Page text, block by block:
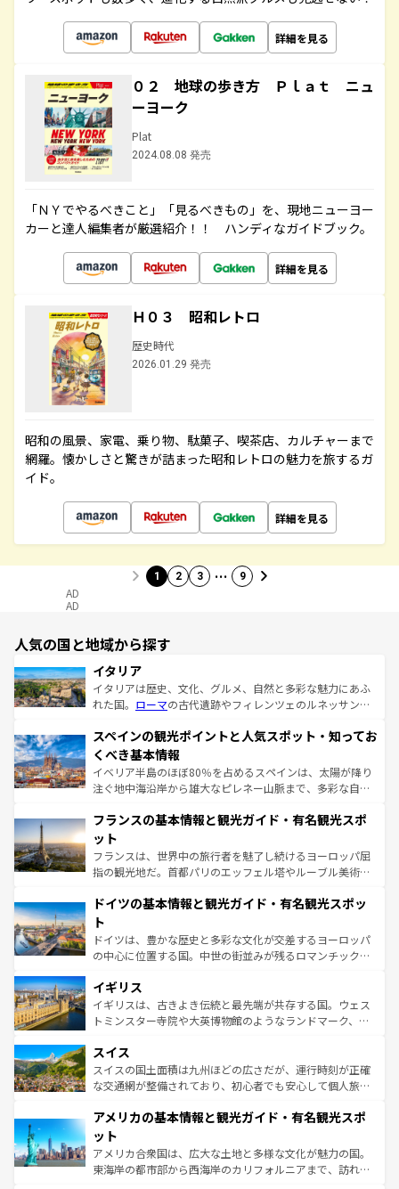
詳細を見る
０２ 地球の歩き方 Ｐｌａｔ ニュ
ーヨーク
Plat
2024.08.08 発売
「ＮＹでやるべきこと」「見るべきもの」を、現地ニューヨー
カーと達人編集者が厳選紹介！！ ハンディなガイドブック。
詳細を見る
Ｈ０３ 昭和レトロ
歴史時代
2026.01.29 発売
昭和の風景、家電、乗り物、駄菓子、喫茶店、カルチャーまで
網羅。懐かしさと驚きが詰まった昭和レトロの魅力を旅するガ
イド。
詳細を見る
1 2 3 … 9
AD
AD
人気の国と地域から探す
イタリア
イタリアは歴史、文化、グルメ、自然と多彩な魅力にあふ
れた国。 ローマの古代遺跡やフィレンツェのルネッサンス
ろん、トスカーナの美しい田園風景やアマルフィ海岸の絶
景など、自然景観も見逃せない。観光の合間には、本場の
ピザやパスタなど、絶品のイタリア料理を堪能することも
できる。朝目覚めてから夜眠るまで、すべての瞬間を楽し
なお、新着のイタリア情報はコンテンツ一覧を参照してほ
しい。
スペインの観光ポイントと人気スポット・知ってお
くべき基本情報
イベリア半島のほぼ80％を占めるスペインは、太陽が降り
注ぐ地中海沿岸から雄大なピレネー山脈まで、多彩な自然
文化が根付くこの国では、情熱的なフラメンコ、熱気あふ
れる闘牛、そして美味しいタパスが生活の一部となってい
る。首都マドリードの洗練された雰囲気や、バルセロナの
アートに溢れた街角から、地方では古代ローマ遺跡や中世
せる。地方によって風土や気候が異なるスペインはその個
ンテンツ一覧 を参照してほしい。
フランスの基本情報と観光ガイド・有名観光スポ
ット
フランスは、世界中の旅行者を魅了し続けるヨーロッパ屈
指の観光地だ。首都パリのエッフェル塔やルーブル美術館
で、幅広い魅力が詰まっている。華麗な宮殿、歴史的な大
聖堂、美しいビーチ、そして豊かな自然が、訪れる者を心
から魅了する。また、フランスは美食の国としても知ら
れ、フランス料理はユネスコ無形文化遺産にも登録されて
香り高いラベンダー畑など、多彩な楽しみ方が可能だ。さ
らに、パリ以外の地域にも魅力が溢れており、どの街角に
も豊かな歴史と文化が息づいている。パリ以外の個性あふ
を参照してほしい。
ドイツの基本情報と観光ガイド・有名観光スポッ
ト
ドイツは、豊かな歴史と多彩な文化が交差するヨーロッパ
の中心に位置する国。中世の街並みが残るロマンチック街
顔を持つこの国は、どこを歩いても飽きることがない。ベ
ルリンの文化的活気、バイエルン州のアルプスの絶景、そ
してライン川沿いのワイン畑といった風景は必見。ビール
は、お酒好きな人にはぜひ体験してほしい。 なお、新着の
ドイツ情報はコンテンツ一覧を参照してほしい。
イギリス
イギリスは、古きよき伝統と最先端が共存する国。ウェス
トミンスター寺院や大英博物館のようなランドマーク、歴
リアごとに異なる魅力がある。また、優雅なアフタヌーン
ティー、ビール好きにはたまらない英国パブ、サッカー観
戦など、本場だからこそできる体験も豊富。イギリスを旅
ンツ一覧を参照してほしい。
スイス
スイスの国土面積は九州ほどの広さだが、運行時刻が正確
な交通網が整備されており、初心者でも安心して個人旅行
の建物がそのまま残る町や、スイスならではのユニークな
博物館もあり、アルプス観光だけでなく町歩きも満喫する
ことができる。国民の所得が高いため物価も高いが、旅行
者向けの交通パス提供のサービスもあり、うまく活用すれ
アメリカの基本情報と観光ガイド・有名観光スポ
ット
アメリカ合衆国は、広大な土地と多様な文化が魅力の国。
東海岸の都市部から西海岸のカリフォルニアまで、訪れる